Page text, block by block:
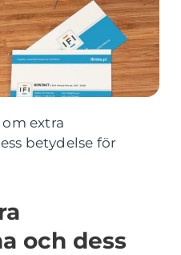
extra
betydelse för
och dess